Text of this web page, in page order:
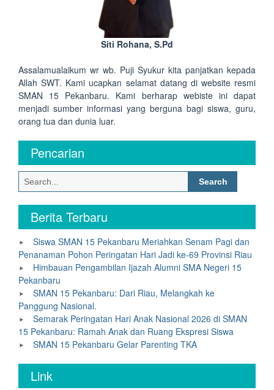
Siti Rohana, S.Pd
Assalamualaikum wr wb. Puji Syukur kita panjatkan kepada
Allah SWT. Kami ucapkan selamat datang di website resmi
SMAN 15 Pekanbaru. Kami berharap webiste ini dapat
menjadi sumber informasi yang berguna bagi siswa, guru,
orang tua dan dunia luar.
Pencarian
Search
for:
Berita Terbaru
Siswa SMAN 15 Pekanbaru Meriahkan Senam Pagi dan
Penanaman Pohon Peringatan Hari Jadi ke-69 Provinsi Riau
Himbauan Pengambilan Ijazah Alumni SMA Negeri 15
Pekanbaru
SMAN 15 Pekanbaru: Dari Riau, Melangkah ke
Panggung Nasional.
Semarak Peringatan Hari Anak Nasional 2026 di SMAN
15 Pekanbaru: Ramah Anak dan Ruang Ekspresi Siswa
SMAN 15 Pekanbaru Gelar Parenting TKA
Link